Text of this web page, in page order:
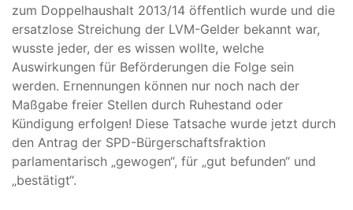
zum Doppelhaushalt 2013/14 öffentlich wurde und die
ersatzlose Streichung der LVM-Gelder bekannt war,
wusste jeder, der es wissen wollte, welche
Auswirkungen für Beförderungen die Folge sein
werden. Ernennungen können nur noch nach der
Maßgabe freier Stellen durch Ruhestand oder
Kündigung erfolgen! Diese Tatsache wurde jetzt durch
den Antrag der SPD-Bürgerschaftsfraktion
parlamentarisch „gewogen“, für „gut befunden“ und
„bestätigt“.